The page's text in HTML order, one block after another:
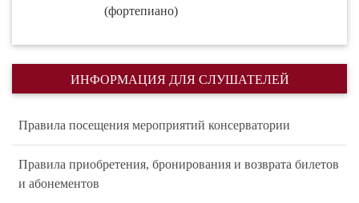
(фортепиано)
ИНФОРМАЦИЯ ДЛЯ СЛУШАТЕЛЕЙ
Правила посещения мероприятий консерватории
Правила приобретения, бронирования и возврата билетов
и абонементов